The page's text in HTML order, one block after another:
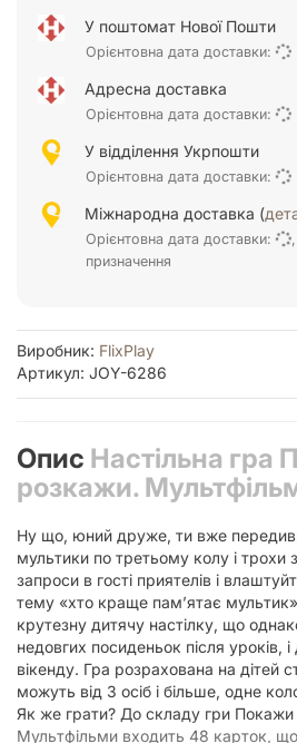
У поштомат Нової Пошти
Орієнтовна дата доставки:
Адресна доставка
Орієнтовна дата доставки:
У відділення Укрпошти
Орієнтовна дата доставки:
Міжнародна доставка (
Орієнтовна дата доставки:
призначення
Виробник: FlixPlay
Артикул: JOY-6286
Опис Настільна гра
розкажи.
Ну що, юний друже, ти вже
мультики по третьому колу і трохи
запроси в гості приятелів і
тему «хто краще пам’ятає
крутезну дитячу настілку, що
недовгих посиденьок після уроків,
вікенду. Гра розрахована на дітей
можуть від 3 осіб і більше, одне
Як же грати? До складу гри
Мультфільми входить 48 карток,